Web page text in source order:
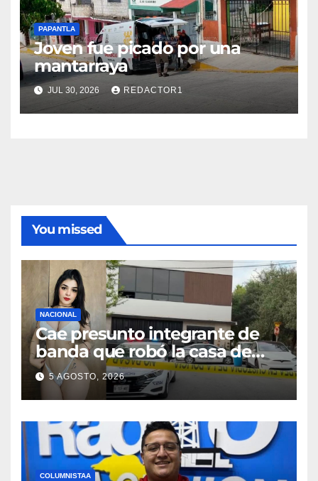
PAPANTLA
Joven fue picado por una
mantarraya
JUL 30, 2026 REDACTOR1
You missed
NACIONAL
Cae presunto integrante de
banda que robó la casa de
Karely Ruiz
5 AGOSTO, 2026
COLUMNISTAA